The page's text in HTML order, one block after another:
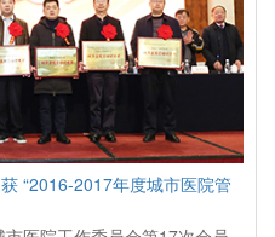
“2016-2017年度城市医院管